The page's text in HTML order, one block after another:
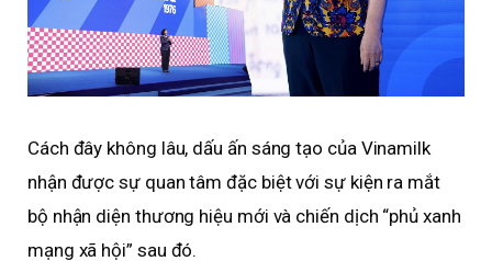
Cách đây không lâu, dấu ấn sáng tạo của Vinamilk
nhận được sự quan tâm đặc biệt với sự kiện ra mắt
bộ nhận diện thương hiệu mới và chiến dịch “phủ xanh
mạng xã hội” sau đó.